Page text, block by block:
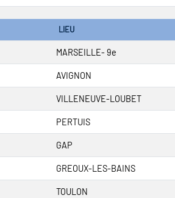
LIEU
MARSEILLE- 9e
AVIGNON
VILLENEUVE-LOUBET
PERTUIS
GAP
GREOUX-LES-BAINS
TOULON